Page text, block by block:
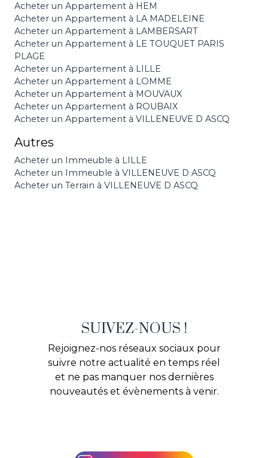
Acheter un Appartement à HEM
Acheter un Appartement à LA MADELEINE
Acheter un Appartement à LAMBERSART
Acheter un Appartement à LE TOUQUET PARIS
PLAGE
Acheter un Appartement à LILLE
Acheter un Appartement à LOMME
Acheter un Appartement à MOUVAUX
Acheter un Appartement à ROUBAIX
Acheter un Appartement à VILLENEUVE D ASCQ
Autres
Acheter un Immeuble à LILLE
Acheter un Immeuble à VILLENEUVE D ASCQ
Acheter un Terrain à VILLENEUVE D ASCQ
SUIVEZ-NOUS !
Rejoignez-nos réseaux sociaux pour
suivre notre actualité en temps réel
et ne pas manquer nos dernières
nouveautés et évènements à venir.